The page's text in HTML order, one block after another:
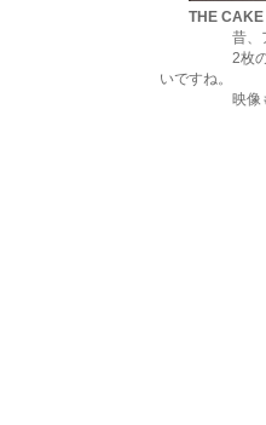
THE CAKE
昔、アナロ
2枚のアルバ
いですね。
映像も残